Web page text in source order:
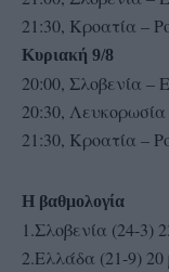
21:30, Κροατία –
Κυριακή 9/8
20:00, Σλοβενία –
20:30,
21:30, Κροατία –
Η βαθμολογία
1.Σλοβενία (24-3)
2.Ελλάδα (21-9) 20